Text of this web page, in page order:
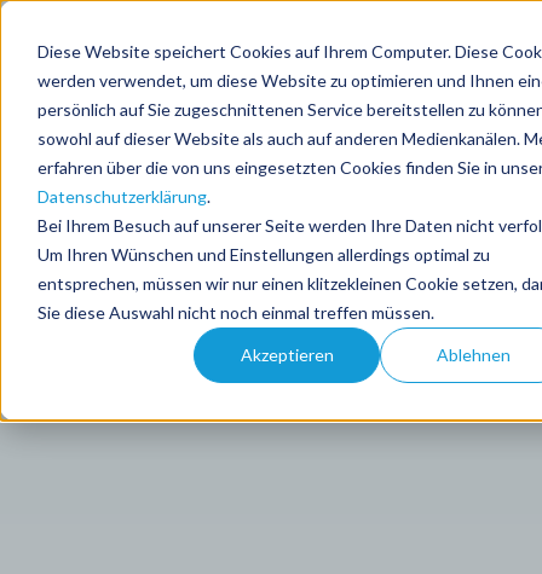
Diese Website speichert Cookies auf Ihrem Computer. Diese
werden verwendet, um diese Website zu optimieren und Ihnen
persönlich auf Sie zugeschnittenen Service bereitstellen zu
sowohl auf dieser Website als auch auf anderen Medienkanälen.
erfahren über die von uns eingesetzten Cookies finden Sie in
Datenschutzerklärung.
Bei Ihrem Besuch auf unserer Seite werden Ihre Daten nicht
Um Ihren Wünschen und Einstellungen allerdings optimal zu
entsprechen, müssen wir nur einen klitzekleinen Cookie setzen,
Sie diese Auswahl nicht noch einmal treffen müssen.
Akzeptieren Ablehnen
DE